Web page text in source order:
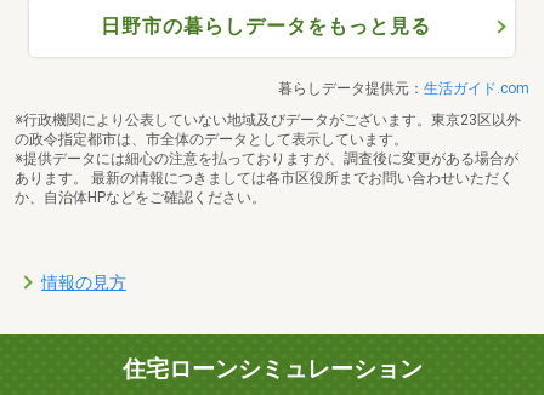
日野市の暮らしデータをもっと見る
暮らしデータ提供元： 生活ガイド.com
※行政機関により公表していない地域及びデータがございます。東京23区以外
の政令指定都市は、市全体のデータとして表示しています。
※提供データには細心の注意を払っておりますが、調査後に変更がある場合が
あります。 最新の情報につきましては各市区役所までお問い合わせいただく
か、自治体HPなどをご確認ください。
情報の見方
住宅ローンシミュレーション